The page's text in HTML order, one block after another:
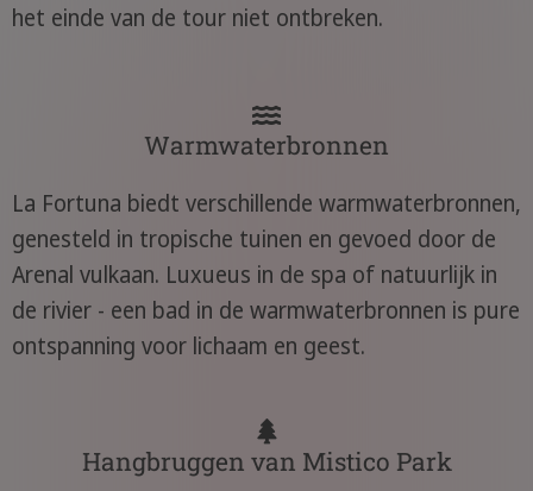
het einde van de tour niet ontbreken.
Warmwaterbronnen
La Fortuna biedt verschillende warmwaterbronnen,
genesteld in tropische tuinen en gevoed door de
Arenal vulkaan. Luxueus in de spa of natuurlijk in
de rivier - een bad in de warmwaterbronnen is pure
ontspanning voor lichaam en geest.
Hangbruggen van Mistico Park